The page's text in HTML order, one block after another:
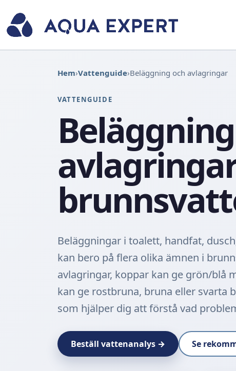
Hem›Vattenguide›Beläggning och avlagringar
VATTENGUIDE
Beläggningar i toalett, handfat,
kan bero på flera olika ämnen i
avlagringar, koppar kan ge grön/blå
kan ge rostbruna, bruna eller svarta
som hjälper dig att förstå vad
Beställ vattenanalys → Se